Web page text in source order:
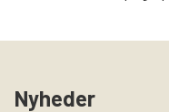
Nyheder